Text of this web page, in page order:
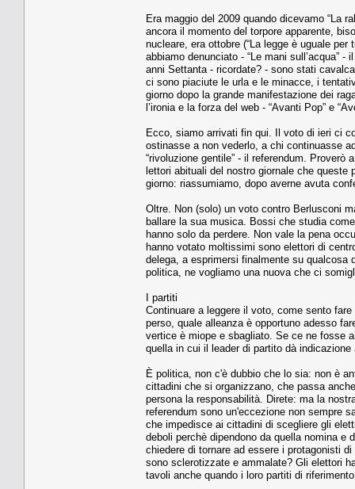
Era maggio del 2009 quando dicevamo “La
ancora il momento del torpore apparente,
nucleare, era ottobre (“La legge è uguale
abbiamo denunciato - “Le mani sull’acqua”
anni Settanta - ricordate? - sono stati
ci sono piaciute le urla e le minacce, i
giorno dopo la grande manifestazione dei
l’ironia e la forza del web - “Avanti Pop” e
Ecco, siamo arrivati fin qui. Il voto di ieri ci
ostinasse a non vederlo, a chi continuasse
“rivoluzione gentile” - il referendum.
lettori abituali del nostro giornale che
giorno: riassumiamo, dopo averne avuta
Oltre. Non (solo) un voto contro Berlusconi
ballare la sua musica. Bossi che studia
hanno solo da perdere. Non vale la pena
hanno votato moltissimi sono elettori di
delega, a esprimersi finalmente su qualcosa
politica, ne vogliamo una nuova che ci
I partiti
Continuare a leggere il voto, come sento
perso, quale alleanza è opportuno adesso
vertice è miope e sbagliato. Se ce ne fosse
quella in cui il leader di partito dà
È politica, non c'è dubbio che lo sia: non è
cittadini che si organizzano, che passa
persona la responsabilità. Direte: ma la
referendum sono un'eccezione non sempre
che impedisce ai cittadini di scegliere gli
deboli perchè dipendono da quella nomina e
chiedere di tornare ad essere i protagonisti
sono sclerotizzate e ammalate? Gli elettori
tavoli anche quando i loro partiti di